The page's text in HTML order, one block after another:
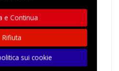
ESPRESSO 24/48 il codice di
servizio sms al
registrazione
e Continua
Rifiuta
sui cookie